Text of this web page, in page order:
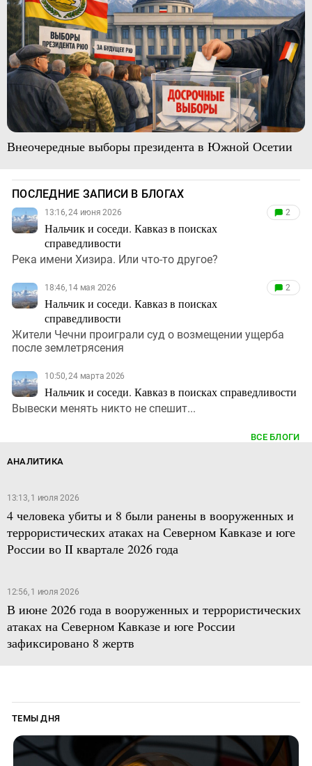
Внеочередные выборы президента в Южной Осетии
ПОСЛЕДНИЕ ЗАПИСИ В БЛОГАХ
13:16, 24 июня 2026
Нальчик и соседи. Кавказ в поисках
справедливости
2
Река имени Хизира. Или что-то другое?
18:46, 14 мая 2026
Нальчик и соседи. Кавказ в поисках
справедливости
2
Жители Чечни проиграли суд о возмещении ущерба
после землетрясения
10:50, 24 марта 2026
Нальчик и соседи. Кавказ в поисках справедливости
Вывески менять никто не спешит...
ВСЕ БЛОГИ
АНАЛИТИКА
13:13, 1 июля 2026
4 человека убиты и 8 были ранены в вооруженных и
террористических атаках на Северном Кавказе и юге
России во II квартале 2026 года
12:56, 1 июля 2026
В июне 2026 года в вооруженных и террористических
атаках на Северном Кавказе и юге России
зафиксировано 8 жертв
ТЕМЫ ДНЯ